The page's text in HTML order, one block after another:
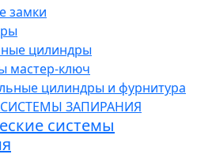
замки
цилиндры
мастер-ключ
цилиндры и фурнитура
ЗАПИРАНИЯ
системы